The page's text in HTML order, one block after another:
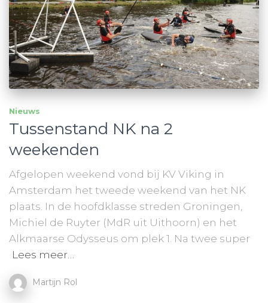
Nieuws
Tussenstand NK na 2
weekenden
Afgelopen weekend vond bij KV Viking in
Amsterdam het tweede weekend van het NK
plaats. In de hoofdklasse streden Groningen,
Michiel de Ruyter (MdR uit Uithoorn) en het
Alkmaarse Odysseus om plek 1. Na twee super
Lees meer…
Martijn Rol